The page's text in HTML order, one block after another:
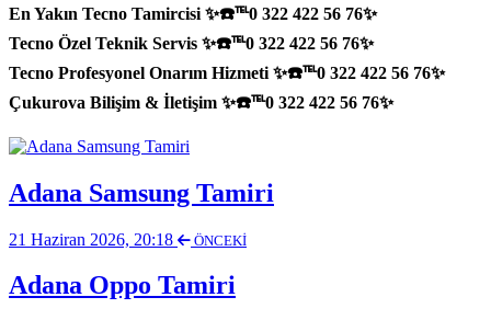
En Yakın Tecno Tamircisi ✨☎️℡0 322 422 56 76✨
Tecno Özel Teknik Servis ✨☎️℡0 322 422 56 76✨
Tecno Profesyonel Onarım Hizmeti ✨☎️℡0 322 422 56 76✨
Çukurova Bilişim & İletişim ✨☎️℡0 322 422 56 76✨
Adana Samsung Tamiri
21 Haziran 2026, 20:18 ÖNCEKİ
Adana Oppo Tamiri